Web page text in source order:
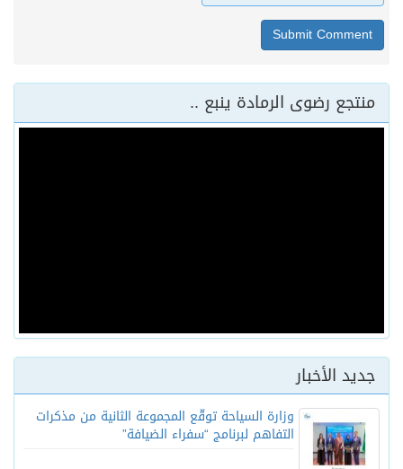
منتجع رضوى الرمادة ينبع ..
جديد الأخبار
وزارة السياحة توقّع المجموعة الثانية من مذكرات
التفاهم لبرنامج “سفراء الضيافة”